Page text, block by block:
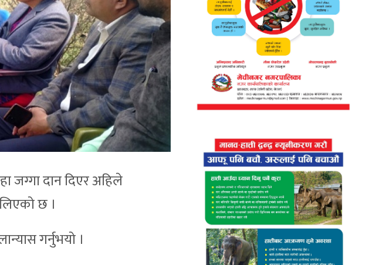
जग्गा दान दिएर अहिले
छ ।
गर्नुभयो ।